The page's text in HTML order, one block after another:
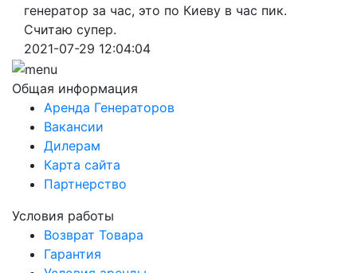
генератор за час, это по Киеву в час пик.
Считаю супер.
2021-07-29 12:04:04
Общая информация
Аренда Генераторов
Вакансии
Дилерам
Карта сайта
Партнерство
Условия работы
Возврат Товара
Гарантия